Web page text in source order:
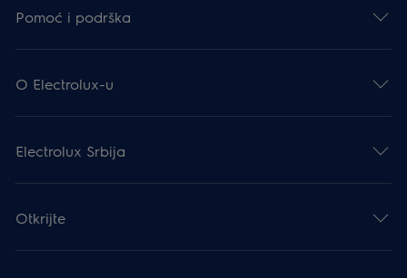
Pomoć i podrška
O Electrolux-u
Electrolux Srbija
Otkrijte